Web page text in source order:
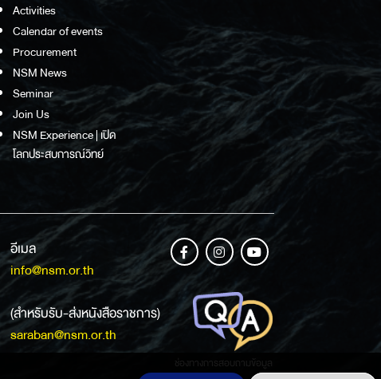
Activities
Calendar of events
Procurement
NSM News
Seminar
Join Us
NSM Experience | เปิด
โลกประสบการณ์วิทย์
อีเมล
info@nsm.or.th
(สำหรับรับ-ส่งหนังสือราชการ)
saraban@nsm.or.th
ช่องทางการสอบถามข้อมูล